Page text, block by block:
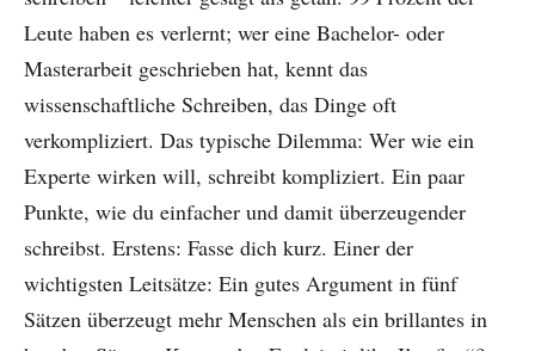
Leute haben es verlernt; wer eine Bachelor- oder
Masterarbeit geschrieben hat, kennt das
wissenschaftliche Schreiben, das Dinge oft
verkompliziert. Das typische Dilemma: Wer wie ein
Experte wirken will, schreibt kompliziert. Ein paar
Punkte, wie du einfacher und damit überzeugender
schreibst. Erstens: Fasse dich kurz. Einer der
wichtigsten Leitsätze: Ein gutes Argument in fünf
Sätzen überzeugt mehr Menschen als ein brillantes in